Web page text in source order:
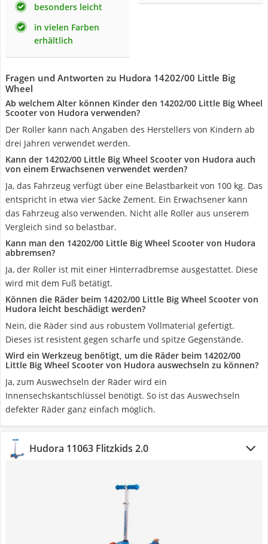
besonders leicht
in vielen Farben
erhältlich
Fragen und Antworten zu Hudora 14202/00 Little Big
Wheel
Ab welchem Alter können Kinder den 14202/00 Little Big Wheel
Scooter von Hudora verwenden?
Der Roller kann nach Angaben des Herstellers von Kindern ab
drei Jahren verwendet werden.
Kann der 14202/00 Little Big Wheel Scooter von Hudora auch
von einem Erwachsenen verwendet werden?
Ja, das Fahrzeug verfügt über eine Belastbarkeit von 100 kg. Das
entspricht in etwa vier Säcke Zement. Ein Erwachsener kann
das Fahrzeug also verwenden. Nicht alle Roller aus unserem
Vergleich sind so belastbar.
Kann man den 14202/00 Little Big Wheel Scooter von Hudora
abbremsen?
Ja, der Roller ist mit einer Hinterradbremse ausgestattet. Diese
wird mit dem Fuß betätigt.
Können die Räder beim 14202/00 Little Big Wheel Scooter von
Hudora leicht beschädigt werden?
Nein, die Räder sind aus robustem Vollmaterial gefertigt.
Dieses ist resistent gegen scharfe und spitze Gegenstände.
Wird ein Werkzeug benötigt, um die Räder beim 14202/00
Little Big Wheel Scooter von Hudora auswechseln zu können?
Ja, zum Auswechseln der Räder wird ein
Innensechskantschlüssel benötigt. So ist das Auswechseln
defekter Räder ganz einfach möglich.
Hudora 11063 Flitzkids 2.0